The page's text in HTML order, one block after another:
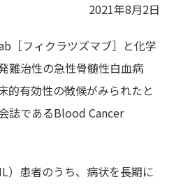
2021年8月2日
［フィクラツズマブ］と化学
難治性の急性骨髄性白血病
的有効性の徴候がみられたと
誌であるBlood Cancer
）患者のうち、病状を長期に